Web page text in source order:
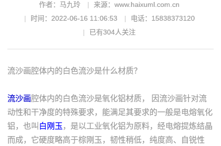
作者：马九玲
来源：www.haixuml.com.cn
时间：2022-06-16 11:06:53
电话：15838373120
已有304人关注
流沙画腔体内的白色流沙是什么材质？
流沙画腔体内的白色流沙是氧化铝材质， 因流沙画针对流
动性和干净度的特殊要求，能满足其要求的一般是电熔氧化
铝，也叫 白刚玉，是以工业氧化铝为原料，经电熔提炼结晶
而成，它硬度略高于棕刚玉，韧性稍低，纯度高、自锐性